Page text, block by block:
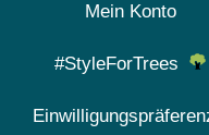
Mein Konto
#StyleForTrees